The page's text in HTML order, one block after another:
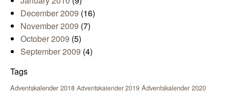
December 2009 (16)
November 2009 (7)
October 2009 (5)
September 2009 (4)
Tags
Adventskalender 2018 Adventskalender 2019 Adventskalender 2020